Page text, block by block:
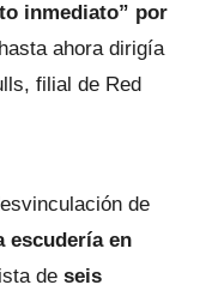
inmediato” por
ahora dirigía
filial de Red
de
escudería en
de seis